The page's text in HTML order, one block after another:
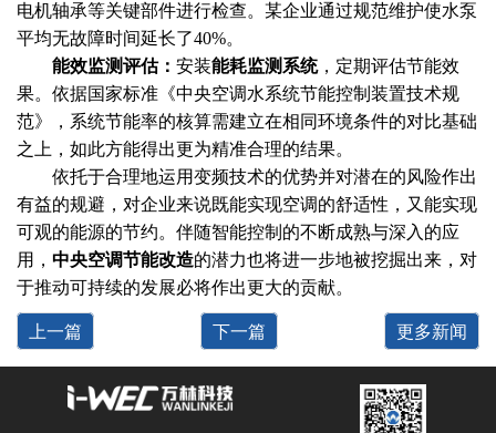
电机轴承等关键部件进行检查。某企业通过规范维护使水泵
平均无故障时间延长了40%。
能效监测评估： 安装能耗监测系统，定期评估节能效
果。依据国家标准《中央空调水系统节能控制装置技术规
范》，系统节能率的核算需建立在相同环境条件的对比基础
之上，如此方能得出更为精准合理的结果。
依托于合理地运用变频技术的优势并对潜在的风险作出
有益的规避，对企业来说既能实现空调的舒适性，又能实现
可观的能源的节约。伴随智能控制的不断成熟与深入的应
用， 中央空调节能改造的潜力也将进一步地被挖掘出来，对
于推动可持续的发展必将作出更大的贡献。
上一篇 下一篇 更多新闻